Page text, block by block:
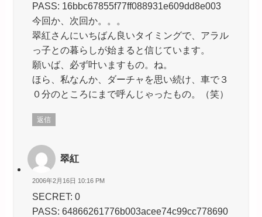
PASS: 16bbc67855f77ff088931e609dd8e003
今回か、次回か。。。
翠紅さんにいちばん良いタイミングで、アラル
っ子との暮らしが始まると信じています。
願いば、必ず叶いますもの。ね。
ほら、私なんか、ダーチャを思い続け、車で３
０分のところにまで呼んじゃったもの。（笑）
返信
翠紅
2006年2月16日 10:16 PM
SECRET: 0
PASS: 64866261776b003acee74c99cc778690